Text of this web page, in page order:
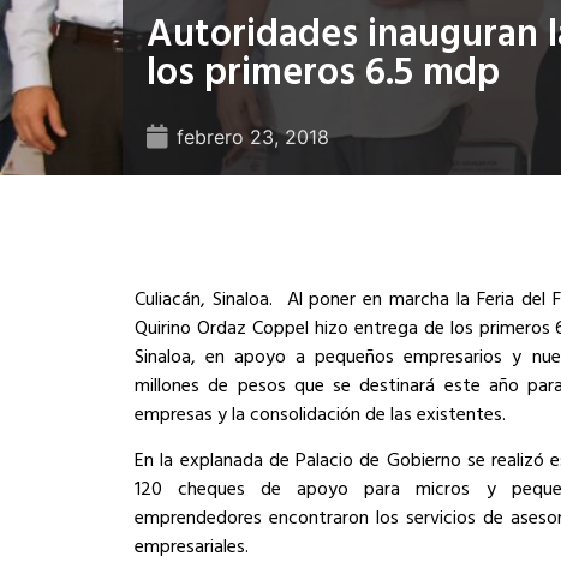
Autoridades inauguran
los primeros 6.5 mdp
febrero 23, 2018
Culiacán, Sinaloa. Al poner en marcha la Feria del
Quirino Ordaz Coppel hizo entrega de los
Sinaloa, en apoyo a pequeños empresarios y
millones de pesos que se destinará este año
empresas y la consolidación de las existentes.
En la explanada de Palacio de Gobierno se
120 cheques de apoyo para micros y
emprendedores encontraron los servicios de
empresariales.